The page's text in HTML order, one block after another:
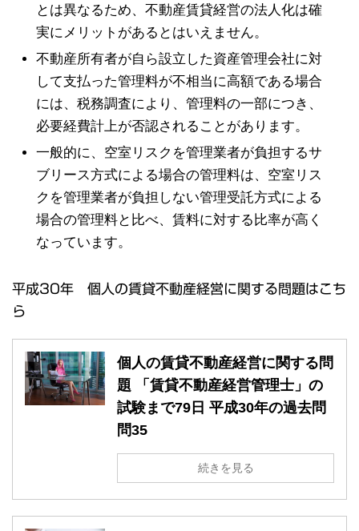
とは異なるため、不動産賃貸経営の法人化は確
実にメリットがあるとはいえません。
不動産所有者が自ら設立した資産管理会社に対
して支払った管理料が不相当に高額である場合
には、税務調査により、管理料の一部につき、
必要経費計上が否認されることがあります。
一般的に、空室リスクを管理業者が負担するサ
ブリース方式による場合の管理料は、空室リス
クを管理業者が負担しない管理受託方式による
場合の管理料と比べ、賃料に対する比率が高く
なっています。
平成30年 個人の賃貸不動産経営に関する問題はこち
ら
個人の賃貸不動産経営に関する問
題 「賃貸不動産経営管理士」の
試験まで79日 平成30年の過去問
問35
続きを見る